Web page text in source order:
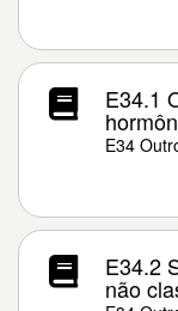
E34.1
E34
E34.2
não